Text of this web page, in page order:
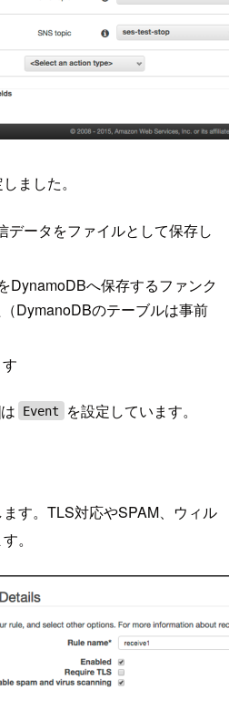
ました。
データをファイルとして保存し
DynamoDBへ保存するファンク
DymanoDBのテーブルは事前
Event を設定しています。
す。TLS対応やSPAM、ウィル
。